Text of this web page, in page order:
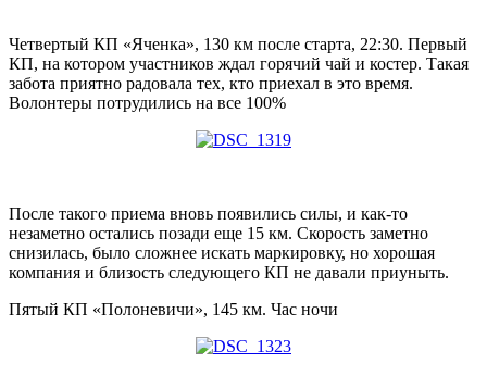
Четвертый КП «Яченка», 130 км после старта, 22:30. Первый
КП, на котором участников ждал горячий чай и костер. Такая
забота приятно радовала тех, кто приехал в это время.
Волонтеры потрудились на все 100%
После такого приема вновь появились силы, и как-то
незаметно остались позади еще 15 км. Скорость заметно
снизилась, было сложнее искать маркировку, но хорошая
компания и близость следующего КП не давали приуныть.
Пятый КП «Полоневичи», 145 км. Час ночи